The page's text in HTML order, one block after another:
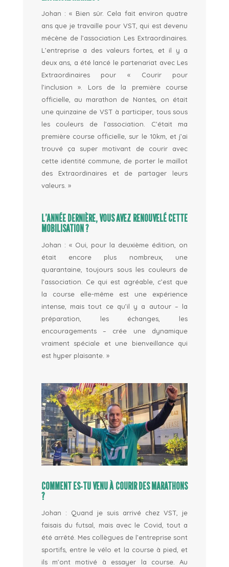
Johan : « Bien sûr. Cela fait environ quatre
ans que je travaille pour VST, qui est devenu
mécène de l’association Les Extraordinaires.
L’entreprise a des valeurs fortes, et il y a
deux ans, a été lancé le partenariat avec Les
Extraordinaires pour « Courir pour
l’inclusion ». Lors de la première course
officielle, au marathon de Nantes, on était
une quinzaine de VST à participer, tous sous
les couleurs de l’association. C’était ma
première course officielle, sur le 10km, et j’ai
trouvé ça super motivant de courir avec
cette identité commune, de porter le maillot
des Extraordinaires et de partager leurs
valeurs. »
L’ANNÉE DERNIÈRE, VOUS AVEZ RENOUVELÉ CETTE
MOBILISATION ?
Johan : « Oui, pour la deuxième édition, on
était encore plus nombreux, une
quarantaine, toujours sous les couleurs de
l’association. Ce qui est agréable, c’est que
la course elle-même est une expérience
intense, mais tout ce qu’il y a autour – la
préparation, les échanges, les
encouragements – crée une dynamique
vraiment spéciale et une bienveillance qui
est hyper plaisante. »
COMMENT ES-TU VENU À COURIR DES MARATHONS
?
Johan : Quand je suis arrivé chez VST, je
faisais du futsal, mais avec le Covid, tout a
été arrêté. Mes collègues de l’entreprise sont
sportifs, entre le vélo et la course à pied, et
ils m’ont motivé à essayer la course. Au